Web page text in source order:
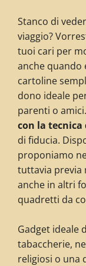
Stanco di
viaggio?
tuoi cari per
anche quando
cartoline s
dono ideale
parenti o amici.
con la
di fiducia.
proponiamo
tuttavia previa
anche in altri
quadretti da
Gadget ideale
tabaccherie,
religiosi o una